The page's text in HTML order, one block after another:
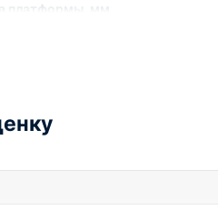
платформы, мм
кВт